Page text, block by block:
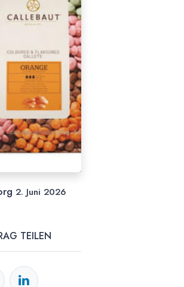
2. Juni 2026
TEILEN